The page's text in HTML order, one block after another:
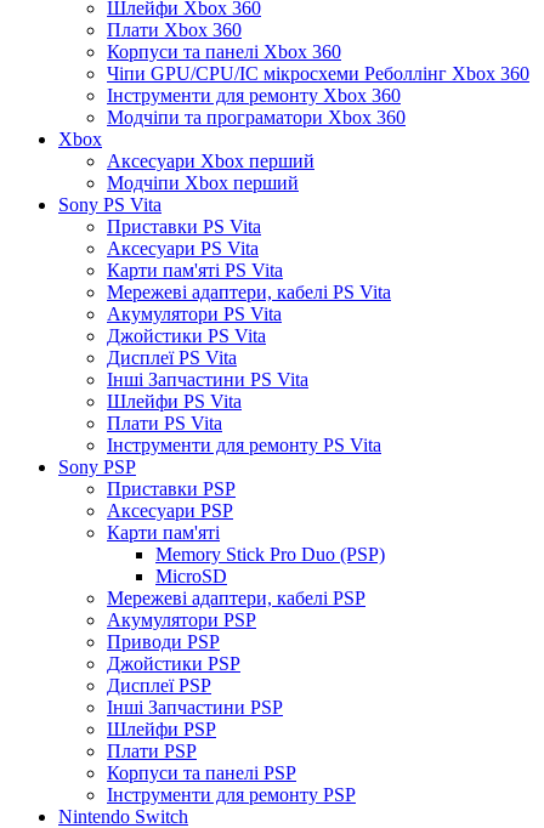
Шлейфи Xbox 360
Плати Xbox 360
Корпуси та панелі Xbox 360
Чіпи GPU/CPU/IC мікросхеми Реболлінг Xbox 360
Інструменти для ремонту Xbox 360
Модчіпи та програматори Xbox 360
Xbox
Аксесуари Xbox перший
Модчіпи Xbox перший
Sony PS Vita
Приставки PS Vita
Аксесуари PS Vita
Карти пам'яті PS Vita
Мережеві адаптери, кабелі PS Vita
Акумулятори PS Vita
Джойстики PS Vita
Дисплеї PS Vita
Інші Запчастини PS Vita
Шлейфи PS Vita
Плати PS Vita
Інструменти для ремонту PS Vita
Sony PSP
Приставки PSP
Аксесуари PSP
Карти пам'яті
Memory Stick Pro Duo (PSP)
MicroSD
Мережеві адаптери, кабелі PSP
Акумулятори PSP
Приводи PSP
Джойстики PSP
Дисплеї PSP
Інші Запчастини PSP
Шлейфи PSP
Плати PSP
Корпуси та панелі PSP
Інструменти для ремонту PSP
Nintendo Switch